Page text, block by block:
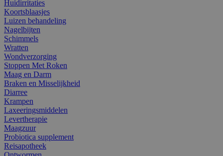
Huidirritaties
Koortsblaasjes
Luizen behandeling
Nagelbijten
Schimmels
Wratten
Wondverzorging
Stoppen Met Roken
Maag en Darm
Braken en Misselijkheid
Diarree
Krampen
Laxeeringsmiddelen
Levertherapie
Maagzuur
Probiotica supplement
Reisapotheek